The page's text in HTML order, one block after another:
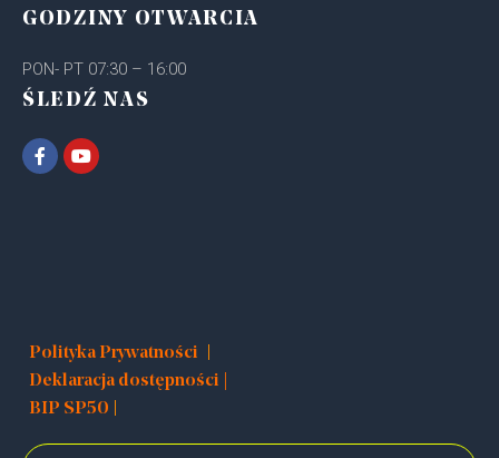
GODZINY OTWARCIA
PON- PT 07:30 – 16:00
ŚLEDŹ NAS
Polityka Prywatności |
Deklaracja dostępności |
BIP SP50 |